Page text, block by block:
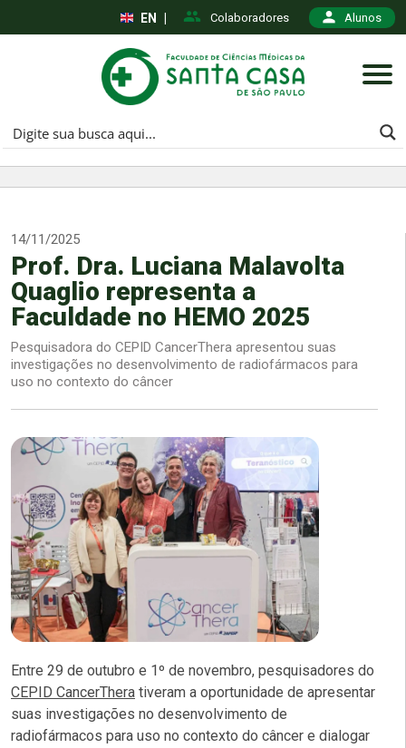
Colaboradores Alunos
EN
14/11/2025
Prof. Dra. Luciana Malavolta
Quaglio representa a
Faculdade no HEMO 2025
Pesquisadora do CEPID CancerThera apresentou suas
investigações no desenvolvimento de radiofármacos para
uso no contexto do câncer
Entre 29 de outubro e 1º de novembro, pesquisadores do
CEPID CancerThera tiveram a oportunidade de apresentar
suas investigações no desenvolvimento de
radiofármacos para uso no contexto do câncer e dialogar